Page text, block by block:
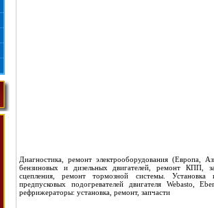
Диагностика, ремонт электрооборудования (Европа,
бензиновых и дизельных двигателей, ремонт КПП,
сцепления, ремонт тормозной системы.
предпусковых подогревателей двигателя Webasto,
рефрижераторы: установка, ремонт, запчасти